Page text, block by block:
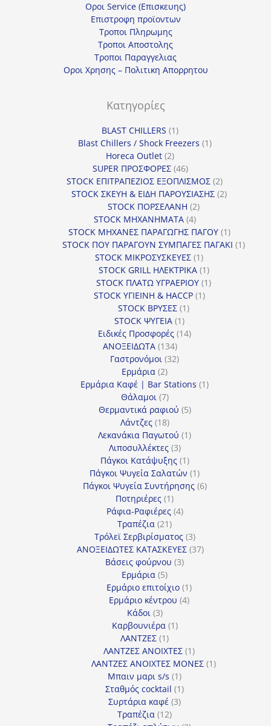
Οροι Service (Επισκευης)
Επιστροφη προϊοντων
Τροποι Πληρωμης
Τροποι Αποστολης
Τροποι Παραγγελιας
Οροι Χρησης – Πολιτικη Απορρητου
Κατηγορίες
BLAST CHILLERS 11
προϊόν
Blast Chillers / Shock Freezers 11
Horeca Outlet 22
προϊόντα
SUPER ΠΡΟΣΦΟΡΕΣ 4646
προϊόντα
STOCK ΕΠΙΤΡΑΠΕΖΙΟΣ ΕΞΟΠΛΙΣΜΟΣ 22
προϊόντα
STOCK ΣΚΕΥΗ & ΕΙΔΗ ΠΑΡΟΥΣΙΑΣΗΣ 22
STOCK ΠΟΡΣΕΛΑΝΗ 22
STOCK ΜΗΧΑΝΗΜΑΤΑ 44
προϊόντα
STOCK ΜΗΧΑΝΕΣ ΠΑΡΑΓΩΓΗΣ ΠΑΓΟΥ 11
προϊόν
STOCK ΠΟΥ ΠΑΡΑΓΟΥΝ ΣΥΜΠΑΓΕΣ ΠΑΓΑΚΙ 11
STOCK ΜΙΚΡΟΣΥΣΚΕΥΕΣ 11
προϊόν
STOCK GRILL ΗΛΕΚΤΡΙΚΑ 11
προϊόν
STOCK ΠΛΑΤΩ ΥΓΡΑΕΡΙΟΥ 11
STOCK ΥΓΙΕΙΝΗ & HACCP 11
STOCK ΒΡΥΣΕΣ 11
STOCK ΨΥΓΕΙΑ 11
προϊόν
Ειδικές Προσφορές 1414
ΑΝΟΞΕΙΔΩΤΑ 134134
προϊόντα
Γαστρονόμοι 3232
Ερμάρια 22
προϊόντα
Ερμάρια Καφέ | Bar Stations 11
Θάλαμοι 77
προϊόντα
Θερμαντικά ραφιού 55
Λάντζες 1818
προϊόντα
Λεκανάκια Παγωτού 11
Λιποσυλλέκτες 33
προϊόντα
Πάγκοι Κατάψυξης 11
προϊόν
Πάγκοι Ψυγεία Σαλατών 11
προϊόν
Πάγκοι Ψυγεία Συντήρησης 66
Ποτηριέρες 11
προϊόν
Ράφια-Ραφιέρες 44
Τραπέζια 2121
προϊόντα
Τρόλεϊ Σερβιρίσματος 33
προϊόντα
ΑΝΟΞΕΙΔΩΤΕΣ ΚΑΤΑΣΚΕΥΕΣ 3737
Βάσεις φούρνου 33
Ερμάρια 55
προϊόντα
Ερμάριο επιτοίχιο 11
προϊόν
Ερμάριο κέντρου 44
Κάδοι 33
προϊόντα
Καρβουνιέρα 11
ΛΑΝΤΖΕΣ 11
προϊόν
ΛΑΝΤΖΕΣ ΑΝΟΙΧΤΕΣ 11
προϊόν
ΛΑΝΤΖΕΣ ΑΝΟΙΧΤΕΣ ΜΟΝΕΣ 11
Μπαιν μαρι s/s 11
προϊόν
Σταθμός cocktail 11
Συρτάρια καφέ 33
Τραπέζια 1212